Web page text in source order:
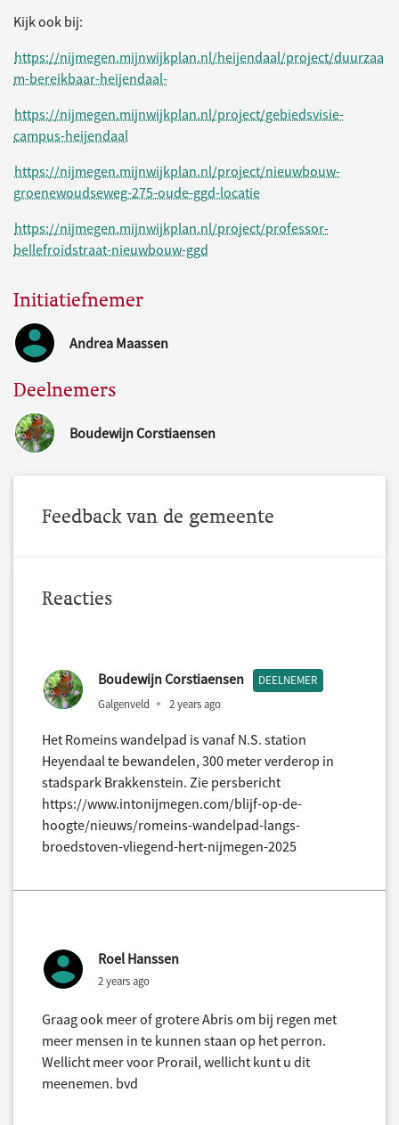
Kijk ook bij:
https://nijmegen.mijnwijkplan.nl/heijendaal/project/duurzaa
m-bereikbaar-heijendaal-
https://nijmegen.mijnwijkplan.nl/project/gebiedsvisie-
campus-heijendaal
https://nijmegen.mijnwijkplan.nl/project/nieuwbouw-
groenewoudseweg-275-oude-ggd-locatie
https://nijmegen.mijnwijkplan.nl/project/professor-
bellefroidstraat-nieuwbouw-ggd
Initiatiefnemer
Andrea Maassen
Deelnemers
Boudewijn Corstiaensen
Feedback van de gemeente
Reacties
Boudewijn Corstiaensen DEELNEMER
Galgenveld 2 years ago
Het Romeins wandelpad is vanaf N.S. station
Heyendaal te bewandelen, 300 meter verderop in
stadspark Brakkenstein. Zie persbericht
https://www.intonijmegen.com/blijf-op-de-
hoogte/nieuws/romeins-wandelpad-langs-
broedstoven-vliegend-hert-nijmegen-2025
Roel Hanssen
2 years ago
Graag ook meer of grotere Abris om bij regen met
meer mensen in te kunnen staan op het perron.
Wellicht meer voor Prorail, wellicht kunt u dit
meenemen. bvd